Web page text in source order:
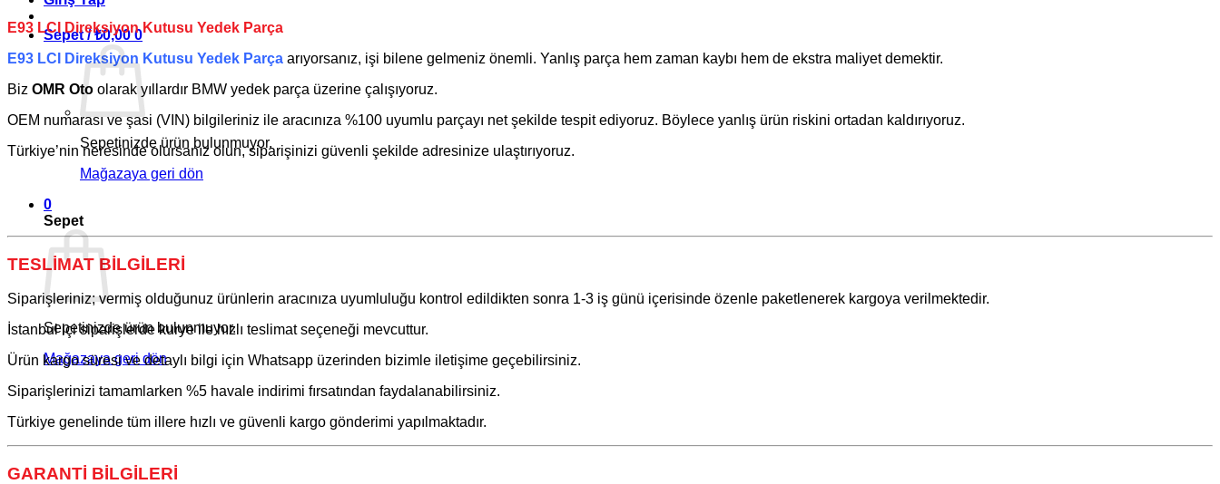
Sepet /₺0,00 0
Sepetinizde ürün bulunmuyor.
Mağazaya geri dön
0
Sepet
Sepetinizde ürün bulunmuyor.
Mağazaya geri dön
E93 LCI Direksiyon Kutusu Yedek Parça
E93 LCI Direksiyon Kutusu Yedek Parça arıyorsanız, işi bilene gelmeniz önemli. Yanlış parça hem zaman kaybı hem de ekstra maliyet demektir.
Biz OMR Oto olarak yıllardır BMW yedek parça üzerine çalışıyoruz.
OEM numarası ve şasi (VIN) bilgileriniz ile aracınıza %100 uyumlu parçayı net şekilde tespit ediyoruz. Böylece yanlış ürün riskini ortadan kaldırıyoruz.
Türkiye’nin neresinde olursanız olun, siparişinizi güvenli şekilde adresinize ulaştırıyoruz.
TESLİMAT BİLGİLERİ
Siparişleriniz; vermiş olduğunuz ürünlerin aracınıza uyumluluğu kontrol edildikten sonra 1-3 iş günü içerisinde özenle paketlenerek kargoya verilmektedir.
İstanbul içi siparişlerde kurye ile hızlı teslimat seçeneği mevcuttur.
Ürün kargo süresi ve detaylı bilgi için Whatsapp üzerinden bizimle iletişime geçebilirsiniz.
Siparişlerinizi tamamlarken %5 havale indirimi fırsatından faydalanabilirsiniz.
Türkiye genelinde tüm illere hızlı ve güvenli kargo gönderimi yapılmaktadır.
GARANTİ BİLGİLERİ